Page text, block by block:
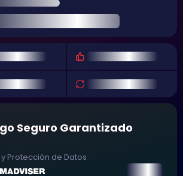
Seguro Garantizado
Protección de Datos